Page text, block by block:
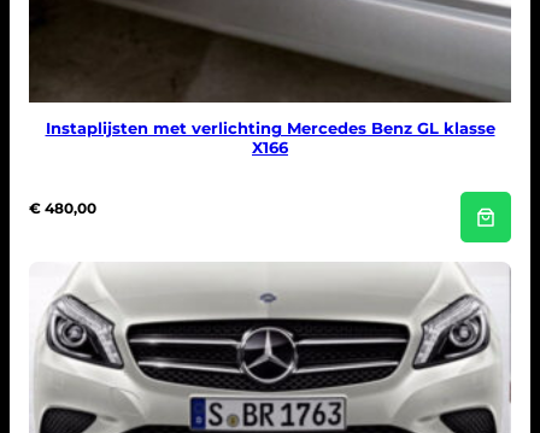
Instaplijsten met verlichting Mercedes Benz GL klasse
X166
€ 480,00